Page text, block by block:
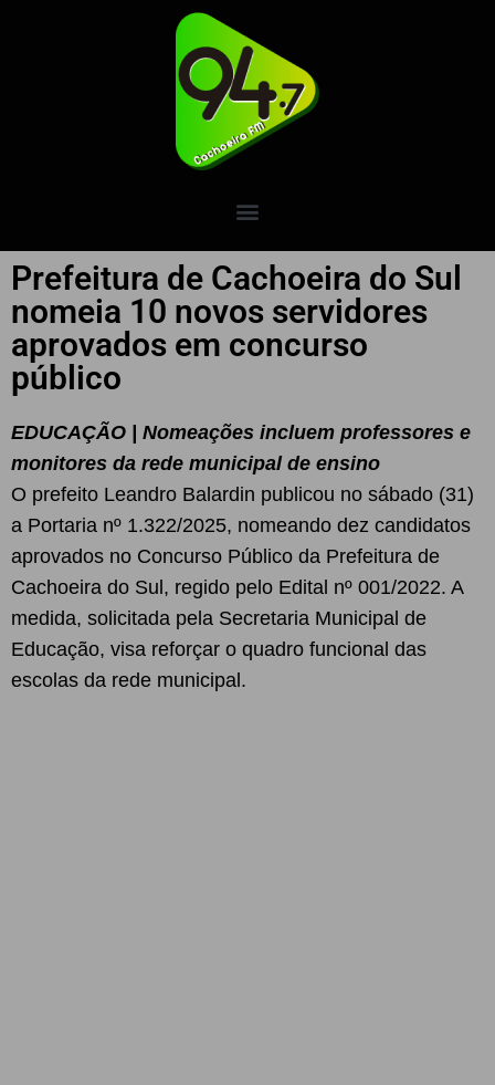
Prefeitura de Cachoeira do Sul
nomeia 10 novos servidores
aprovados em concurso
público
EDUCAÇÃO | Nomeações incluem professores e
monitores da rede municipal de ensino
O prefeito Leandro Balardin publicou no sábado (31)
a Portaria nº 1.322/2025, nomeando dez candidatos
aprovados no Concurso Público da Prefeitura de
Cachoeira do Sul, regido pelo Edital nº 001/2022. A
medida, solicitada pela Secretaria Municipal de
Educação, visa reforçar o quadro funcional das
escolas da rede municipal.